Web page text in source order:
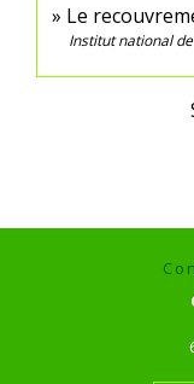
Le
Institut national